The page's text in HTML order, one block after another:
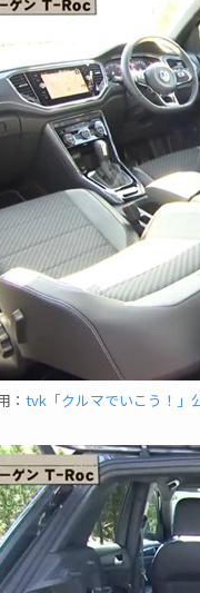
： tvk「クルマでいこう！」